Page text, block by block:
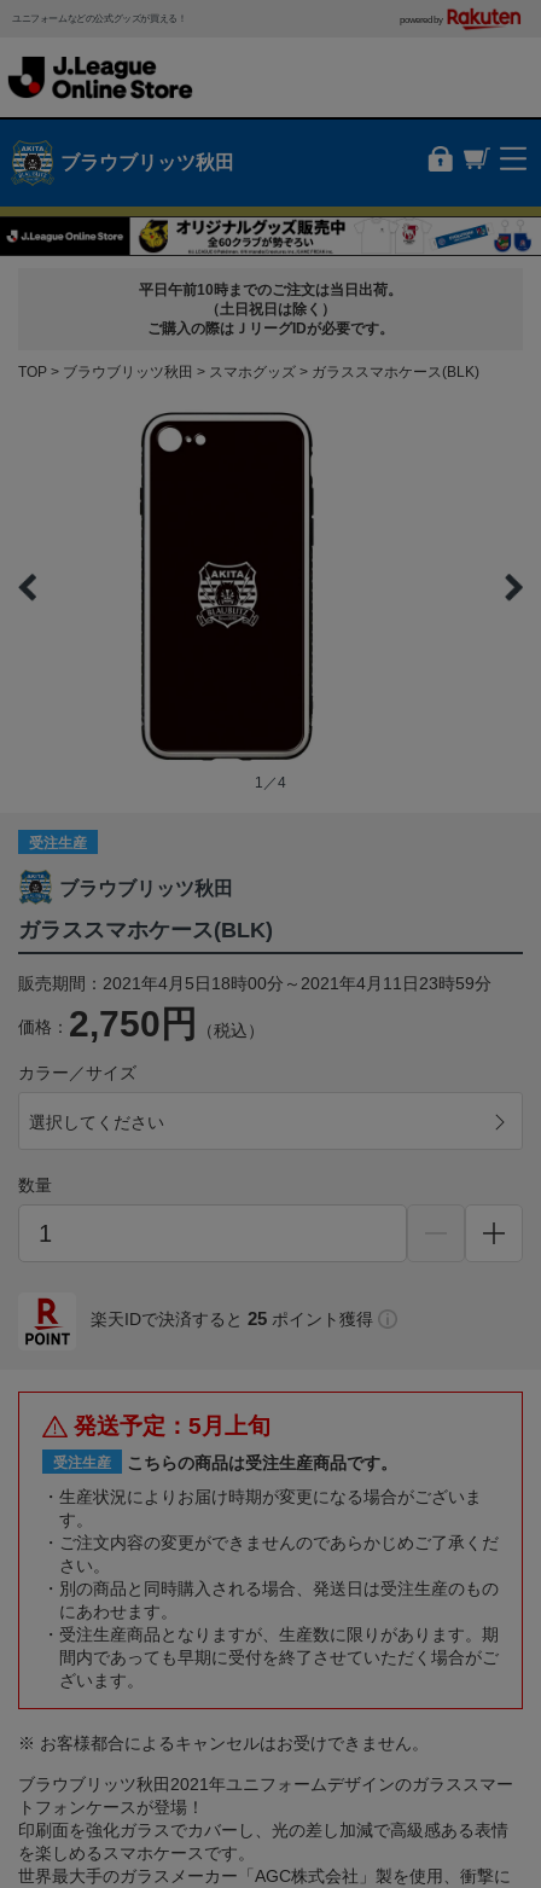
ユニフォームなどの公式グッズが買える！ powered by
ブラウブリッツ秋田
平日午前10時までのご注文は当日出荷。
（土日祝日は除く）
ご購入の際はＪリーグIDが必要です。
TOP ブラウブリッツ秋田 スマホグッズ ガラススマホケース(BLK)
1／4
受注生産
ブラウブリッツ秋田
ガラススマホケース(BLK)
販売期間：2021年4月5日18時00分～2021年4月11日23時59分
価格： 2,750円 （税込）
カラー／サイズ
選択してください
数量
楽天IDで決済すると 25 ポイント獲得
発送予定：5月上旬
受注生産
こちらの商品は受注生産商品です。
生産状況によりお届け時期が変更になる場合がございま
す。
ご注文内容の変更ができませんのであらかじめご了承くだ
さい。
別の商品と同時購入される場合、発送日は受注生産のもの
にあわせます。
受注生産商品となりますが、生産数に限りがあります。期
間内であっても早期に受付を終了させていただく場合がご
ざいます。
※ お客様都合によるキャンセルはお受けできません。
ブラウブリッツ秋田2021年ユニフォームデザインのガラススマー
トフォンケースが登場！
印刷面を強化ガラスでカバーし、光の差し加減で高級感ある表情
を楽しめるスマホケースです。
世界最大手のガラスメーカー「AGC株式会社」製を使用、衝撃に